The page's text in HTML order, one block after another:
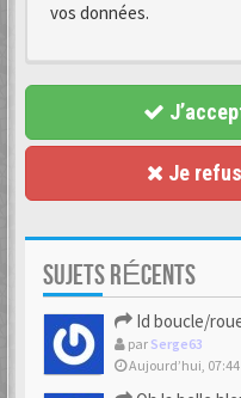
vos données.
Je
SUJETS RÉCENTS
Id boucle/
par Serge63
Aujourd’hui, 07:44